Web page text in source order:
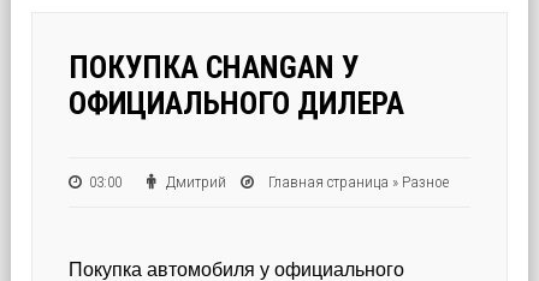
ПОКУПКА CHANGAN У
ОФИЦИАЛЬНОГО ДИЛЕРА
03:00 Дмитрий Главная страница » Разное
Покупка автомобиля у официального